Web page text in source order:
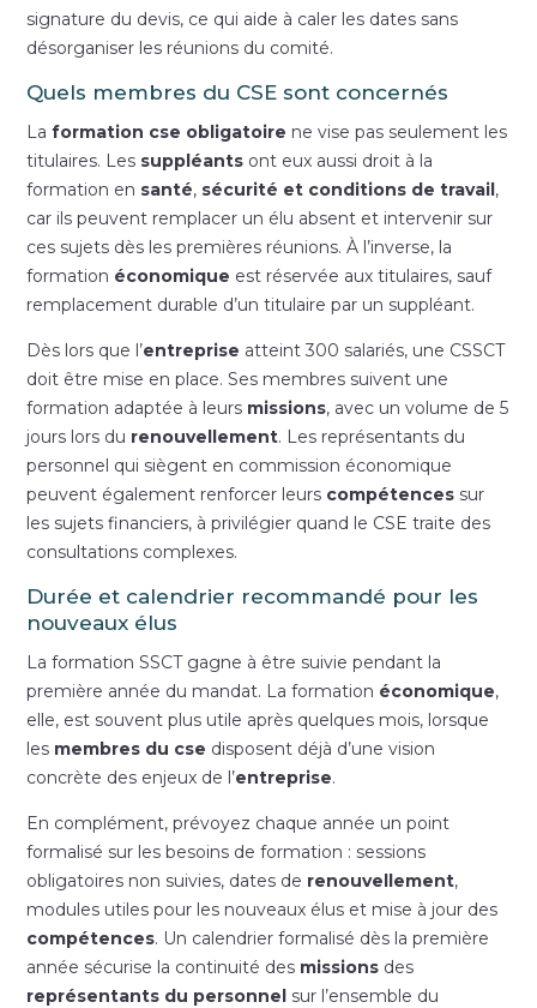
signature du devis, ce qui aide à caler les dates sans
désorganiser les réunions du comité.
Quels membres du CSE sont concernés
Laformation cse obligatoire ne vise pas seulement les
titulaires. Les suppléants ont eux aussi droit à la
formation en santé, sécurité et conditions de travail,
car ils peuvent remplacer un élu absent et intervenir sur
ces sujets dès les premières réunions. À l’inverse, la
formation économique est réservée aux titulaires, sauf
remplacement durable d’un titulaire par un suppléant.
Dès lors que l’entreprise atteint 300 salariés, une CSSCT
doit être mise en place. Ses membres suivent une
formation adaptée à leurs missions, avec un volume de 5
jours lors du renouvellement. Les représentants du
personnel qui siègent en commission économique
peuvent également renforcer leurs compétences sur
les sujets financiers, à privilégier quand le CSE traite des
consultations complexes.
Durée et calendrier recommandé pour les
nouveaux élus
La formation SSCT gagne à être suivie pendant la
première année du mandat. La formation économique,
elle, est souvent plus utile après quelques mois, lorsque
les membres du cse disposent déjà d’une vision
concrète des enjeux de l’entreprise.
En complément, prévoyez chaque année un point
formalisé sur les besoins de formation : sessions
obligatoires non suivies, dates de renouvellement,
modules utiles pour les nouveaux élus et mise à jour des
compétences. Un calendrier formalisé dès la première
année sécurise la continuité des missions des
représentants du personnel sur l’ensemble du